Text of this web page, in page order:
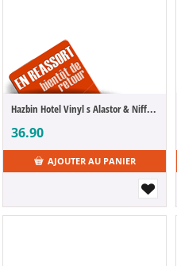
Hazbin Hotel Vinyl s Alastor & Niffty Monitor Buddiez
36.90
AJOUTER AU PANIER